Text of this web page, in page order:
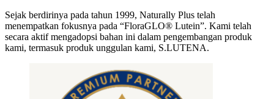
Sejak berdirinya pada tahun 1999, Naturally Plus telah
menempatkan fokusnya pada “FloraGLO® Lutein”. Kami telah
secara aktif mengadopsi bahan ini dalam pengembangan produk
kami, termasuk produk unggulan kami, S.LUTENA.